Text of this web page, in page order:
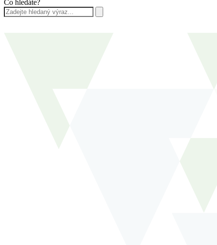
Co hledáte?